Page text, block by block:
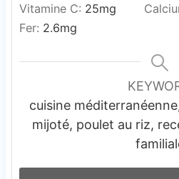
Vitamine C: 25mg
Fer: 2.6mg
cuisine
mijoté, poulet au riz,